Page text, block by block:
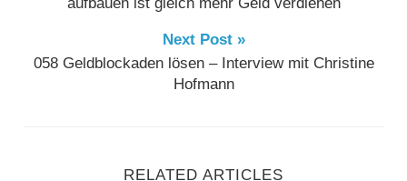
Next Post »
058 Geldblockaden lösen – Interview mit Christine
Hofmann
RELATED ARTICLES